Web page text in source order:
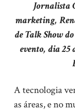
Jornalista
marketing,
de Talk Show
evento, dia
A tecnologia
as áreas, e no